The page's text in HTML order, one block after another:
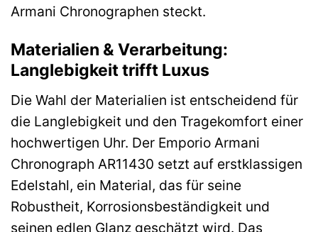
Armani Chronographen steckt.
Materialien & Verarbeitung:
Langlebigkeit trifft Luxus
Die Wahl der Materialien ist entscheidend für
die Langlebigkeit und den Tragekomfort einer
hochwertigen Uhr. Der Emporio Armani
Chronograph AR11430 setzt auf erstklassigen
Edelstahl, ein Material, das für seine
Robustheit, Korrosionsbeständigkeit und
seinen edlen Glanz geschätzt wird. Das